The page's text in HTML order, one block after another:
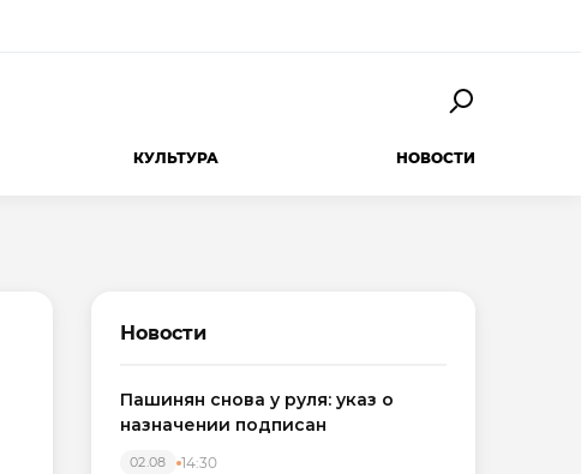
КУЛЬТУРА НОВОСТИ
Новости
Пашинян снова у руля: указ о
назначении подписан
02.08 14:30